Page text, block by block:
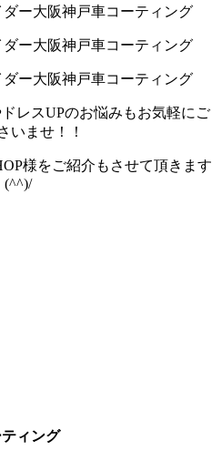
レスUPのお悩みもお気軽にご
いませ！！
様をご紹介もさせて頂きます
(^^)/